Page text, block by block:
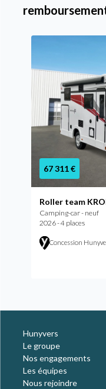
67 311 €
Roller team
Camping-car - neuf
2026 - 4 places
Concession
Hunyvers
Le groupe
Nos engagements
Les équipes
Nous rejoindre